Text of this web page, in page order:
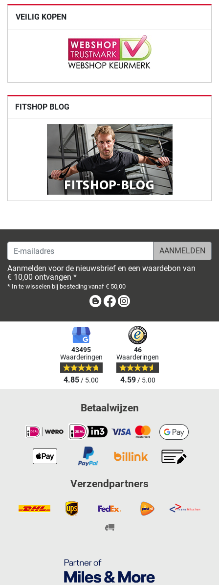
VEILIG KOPEN
FITSHOP BLOG
E-mailadres
Aanmelden voor de nieuwsbrief en een waardebon van
€ 10,00 ontvangen *
* In te wisselen bij besteding vanaf € 50,00
BlogFacebook
43495
Waarderingen
4.85/ 5.00
46
Waarderingen
4.59/ 5.00
Betaalwijzen
Verzendpartners